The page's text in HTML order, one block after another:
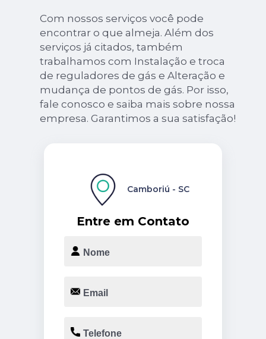
Com nossos serviços você pode
encontrar o que almeja. Além dos
serviços já citados, também
trabalhamos com Instalação e troca
de reguladores de gás e Alteração e
mudança de pontos de gás. Por isso,
fale conosco e saiba mais sobre nossa
empresa. Garantimos a sua satisfação!
Entre em Contato
Camboriú - SC